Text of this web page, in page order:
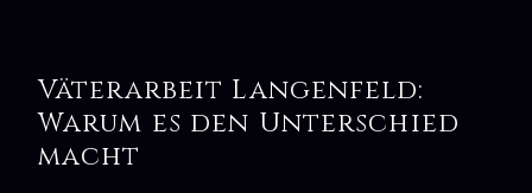
Väterarbeit Langenfeld:
Warum es den Unterschied
macht